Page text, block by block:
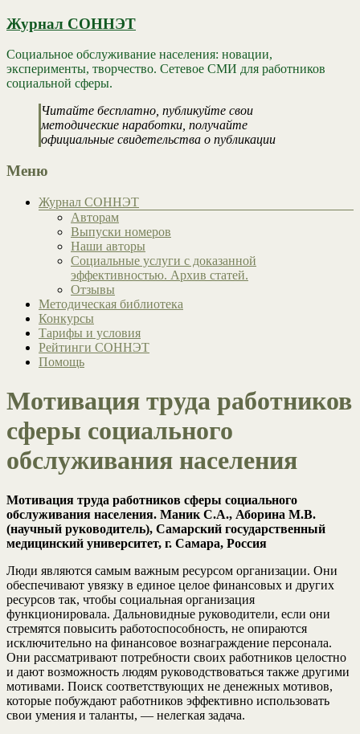
Журнал СОННЭТ
Социальное обслуживание населения: новации,
эксперименты, творчество. Сетевое СМИ для работников
социальной сферы.
Читайте бесплатно, публикуйте свои
методические наработки, получайте
официальные свидетельства о публикации
Меню
Журнал СОННЭТ
Авторам
Выпуски номеров
Наши авторы
Социальные услуги с доказанной
эффективностью. Архив статей.
Отзывы
Методическая библиотека
Конкурсы
Тарифы и условия
Рейтинги СОННЭТ
Помощь
Мотивация труда работников
сферы социального
обслуживания населения
Мотивация труда работников сферы социального
обслуживания населения. Маник С.А., Аборина М.В.
(научный руководитель), Самарский государственный
медицинский университет, г. Самара, Россия
Люди являются самым важным ресурсом организации. Они
обеспечивают увязку в единое целое финансовых и других
ресурсов так, чтобы социальная организация
функционировала. Дальновидные руководители, если они
стремятся повысить работоспособность, не опираются
исключительно на финансовое вознаграждение персонала.
Они рассматривают потребности своих работников целостно
и дают возможность людям руководствоваться также другими
мотивами. Поиск соответствующих не денежных мотивов,
которые побуждают работников эффективно использовать
свои умения и таланты, — нелегкая задача.